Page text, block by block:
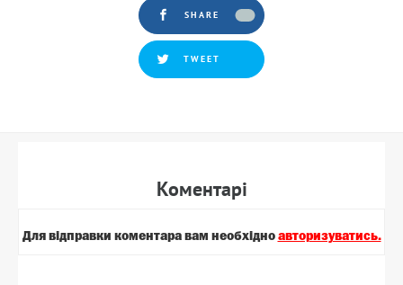
SHARE
TWEET
Коментарi
Для вiдправки коментара вам необхiдно авторизуватись.